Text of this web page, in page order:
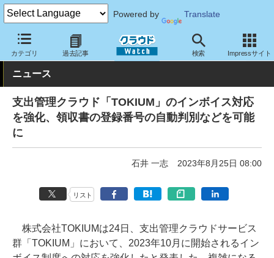
Powered by Translate
カテゴリ 過去記事 検索 Impressサイト
クラウド Watch サービス・ソフト サービス 業務関連
ニュース
支出管理クラウド「TOKIUM」のインボイス対応
を強化、領収書の登録番号の自動判別などを可能
に
石井 一志 2023年8月25日 08:00
リスト
株式会社TOKIUMは24日、支出管理クラウドサービス
群「TOKIUM」において、2023年10月に開始されるイン